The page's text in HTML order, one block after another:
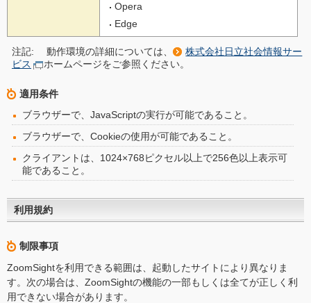
Opera
Edge
注記: 動作環境の詳細については、
株式会社日立社会情報サー
ビス
ホームページをご参照ください。
適用条件
ブラウザーで、JavaScriptの実行が可能であること。
ブラウザーで、Cookieの使用が可能であること。
クライアントは、1024×768ピクセル以上で256色以上表示可
能であること。
利用規約
制限事項
ZoomSightを利用できる範囲は、起動したサイトにより異なりま
す。次の場合は、ZoomSightの機能の一部もしくは全てが正しく利
用できない場合があります。